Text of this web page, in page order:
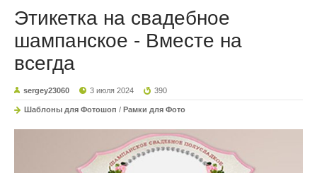
Этикетка на свадебное
шампанское - Вместе на
всегда
sergey23060 3 июля 2024 390
Шаблоны для Фотошоп / Рамки для Фото